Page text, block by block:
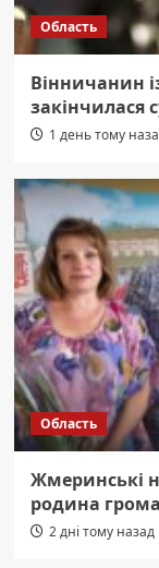
Область
Вінничанин
закінчилася
1 день тому
Область
Жмеринські
родина
2 дні тому назад